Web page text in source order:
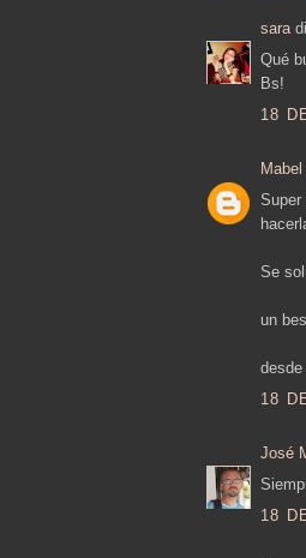
sara
Qué
Bs!
18
Super
Se
un
18
José
18